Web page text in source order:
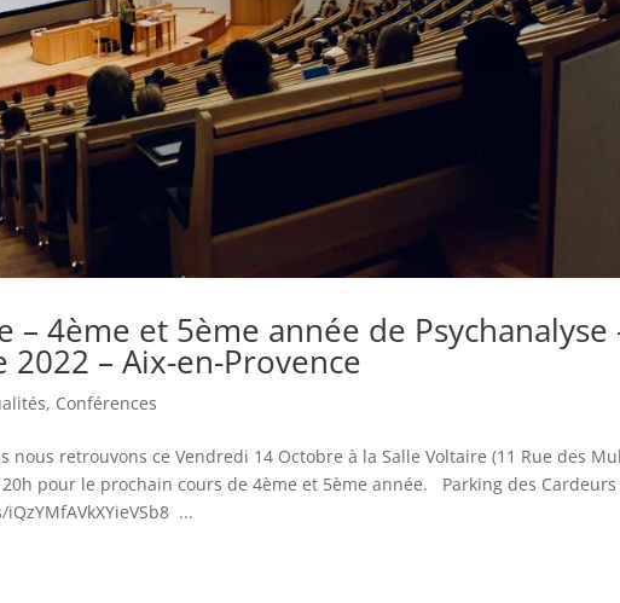
– 4ème et 5ème année de Psychanalyse
2022 – Aix-en-Provence
, Conférences
nous retrouvons ce Vendredi 14 Octobre à la Salle Voltaire (11 Rue des
20h pour le prochain cours de 4ème et 5ème année. Parking des
...